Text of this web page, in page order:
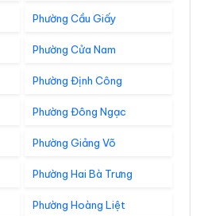
Phường Cầu Giấy
Phường Cửa Nam
Phường Định Công
Phường Đông Ngạc
Phường Giảng Võ
Phường Hai Bà Trưng
Phường Hoàng Liệt